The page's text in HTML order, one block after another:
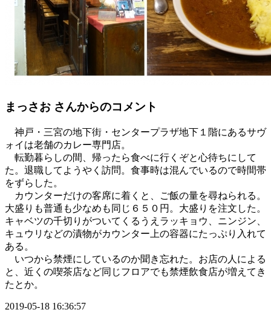
まっさお さんからのコメント
神戸・三宮の地下街・センタープラザ地下１階にあるサヴ
ォイは老舗のカレー専門店。
転勤暮らしの間、帰ったら食べに行くぞと心待ちにして
た。退職してようやく訪問。食事時は混んでいるので時間帯
をずらした。
カウンターだけの客席に着くと、ご飯の量を尋ねられる。
大盛りも普通も少なめも同じ６５０円。大盛りを注文した。
キャベツの千切りがついてくるうえラッキョウ、ニンジン、
キュウリなどの漬物がカウンター上の容器にたっぷり入れて
ある。
いつから禁煙にしているのか聞き忘れた。お店の人による
と、近くの喫茶店など同じフロアでも禁煙飲食店が増えてき
たとか。
2019-05-18 16:36:57